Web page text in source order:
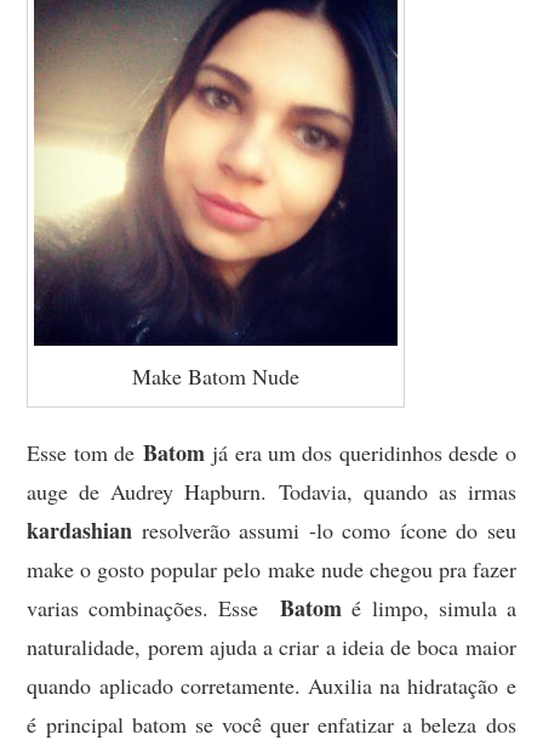
Make Batom Nude
Esse tom de Batomjá era um dos queridinhos desde o
auge de Audrey Hapburn. Todavia, quando as irmas
kardashian resolverão assumi -lo como ícone do seu
make o gosto popular pelo make nude chegou pra fazer
varias combinações. Esse Batom é limpo, simula a
naturalidade, porem ajuda a criar a ideia de boca maior
quando aplicado corretamente. Auxilia na hidratação e
é principal batom se você quer enfatizar a beleza dos